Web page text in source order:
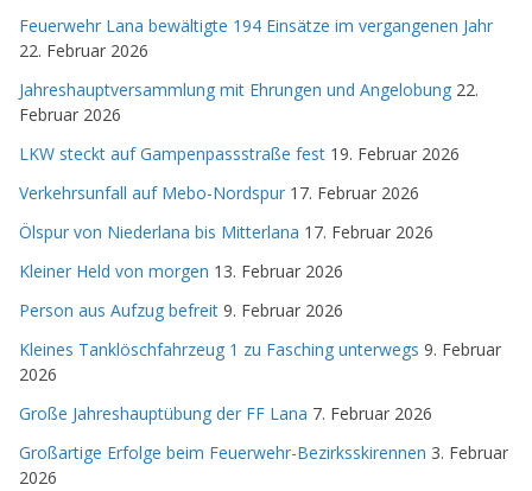
Feuerwehr Lana bewältigte 194 Einsätze im vergangenen Jahr
22. Februar 2026
Jahreshauptversammlung mit Ehrungen und Angelobung 22.
Februar 2026
LKW steckt auf Gampenpassstraße fest 19. Februar 2026
Verkehrsunfall auf Mebo-Nordspur 17. Februar 2026
Ölspur von Niederlana bis Mitterlana 17. Februar 2026
Kleiner Held von morgen 13. Februar 2026
Person aus Aufzug befreit 9. Februar 2026
Kleines Tanklöschfahrzeug 1 zu Fasching unterwegs 9. Februar
2026
Große Jahreshauptübung der FF Lana 7. Februar 2026
Großartige Erfolge beim Feuerwehr-Bezirksskirennen 3. Februar
2026